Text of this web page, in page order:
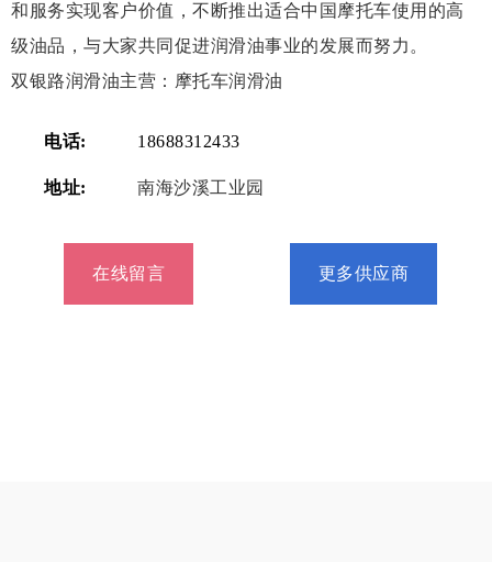
和服务实现客户价值，不断推出适合中国摩托车使用的高
级油品，与大家共同促进润滑油事业的发展而努力。
双银路润滑油主营：摩托车润滑油
电话: 18688312433
地址: 南海沙溪工业园
在线留言 更多供应商